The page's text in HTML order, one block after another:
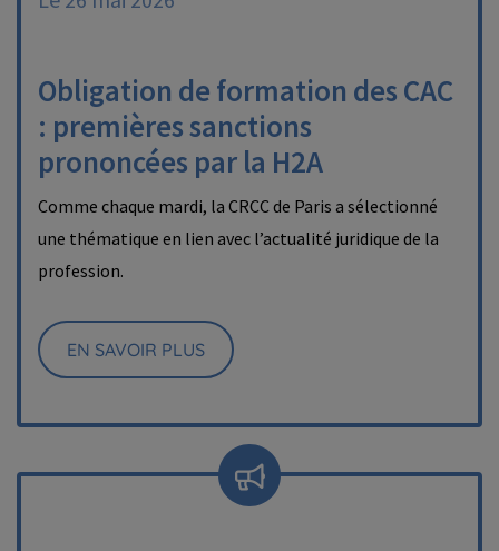
Obligation de formation des CAC
: premières sanctions
prononcées par la H2A
Comme chaque mardi, la CRCC de Paris a sélectionné
une thématique en lien avec l’actualité juridique de la
profession.
EN SAVOIR PLUS